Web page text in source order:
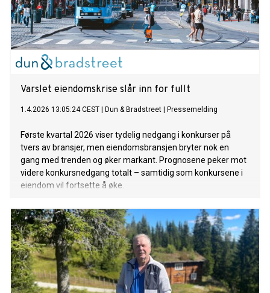
Varslet eiendomskrise slår inn for fullt
1.4.2026 13:05:24 CEST Dun & Bradstreet Pressemelding
Første kvartal 2026 viser tydelig nedgang i konkurser på
tvers av bransjer, men eiendomsbransjen bryter nok en
gang med trenden og øker markant. Prognosene peker mot
videre konkursnedgang totalt – samtidig som konkursene i
eiendom vil fortsette å øke.